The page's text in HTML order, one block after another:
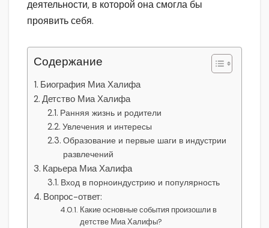
деятельности, в которой она смогла бы
проявить себя.
Содержание
Биография Миа Халифа
Детство Миа Халифа
Ранняя жизнь и родители
Увлечения и интересы
Образование и первые шаги в индустрии
развлечений
Карьера Миа Халифа
Вход в порноиндустрию и популярность
Вопрос-ответ:
Какие основные события произошли в
детстве Миа Халифы?